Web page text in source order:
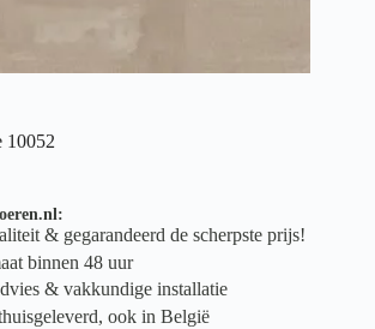
10052
& gegarandeerd de scherpste prijs!
binnen 48 uur
& vakkundige installatie
ook in België